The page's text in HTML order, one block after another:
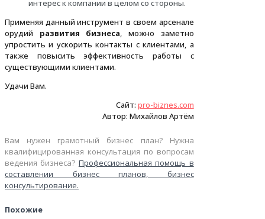
интерес к компании в целом со стороны.
Применяя данный инструмент в своем арсенале
орудий развития бизнеса, можно заметно
упростить и ускорить контакты с клиентами, а
также повысить эффективность работы с
существующими клиентами.
Удачи Вам.
Сайт: pro-biznes.com
Автор: Михайлов Артём
Вам нужен грамотный бизнес план? Нужна
квалифицированная консультация по вопросам
ведения бизнеса? Профессиональная помощь в
составлении бизнес планов, бизнес
консультирование.
Похожие